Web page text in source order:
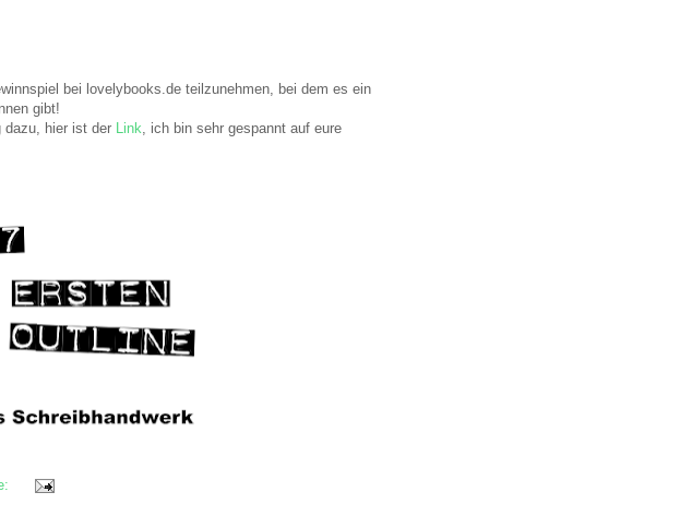
bei lovelybooks.de teilzunehmen, bei dem es ein
gibt!
dazu, hier ist der Link , ich bin sehr gespannt auf eure